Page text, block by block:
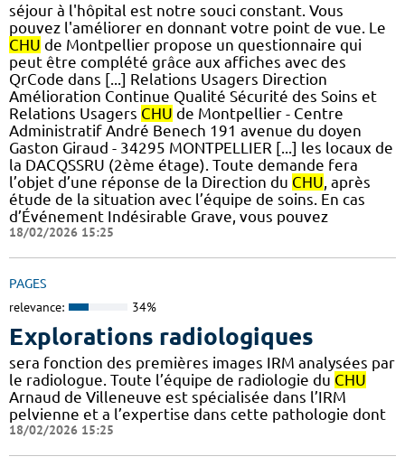
séjour à l'hôpital est notre souci constant. Vous
pouvez l'améliorer en donnant votre point de vue. Le
CHU de Montpellier propose un questionnaire qui
peut être complété grâce aux affiches avec des
QrCode dans [...] Relations Usagers Direction
Amélioration Continue Qualité Sécurité des Soins et
Relations Usagers CHU de Montpellier - Centre
Administratif André Benech 191 avenue du doyen
Gaston Giraud - 34295 MONTPELLIER [...] les locaux de
la DACQSSRU (2ème étage). Toute demande fera
l’objet d’une réponse de la Direction du CHU , après
étude de la situation avec l’équipe de soins. En cas
d’Événement Indésirable Grave, vous pouvez
18/02/2026 15:25
PAGES
relevance: 34%
Explorations radiologiques
sera fonction des premières images IRM analysées par
le radiologue. Toute l’équipe de radiologie du CHU
Arnaud de Villeneuve est spécialisée dans l’IRM
pelvienne et a l’expertise dans cette pathologie dont
18/02/2026 15:25